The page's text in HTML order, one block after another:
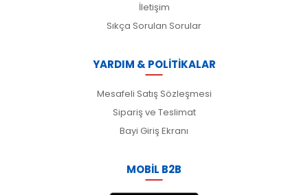
İletişim
Sıkça Sorulan Sorular
YARDIM & POLİTİKALAR
Mesafeli Satış Sözleşmesi
Sipariş ve Teslimat
Bayi Giriş Ekranı
MOBİL B2B